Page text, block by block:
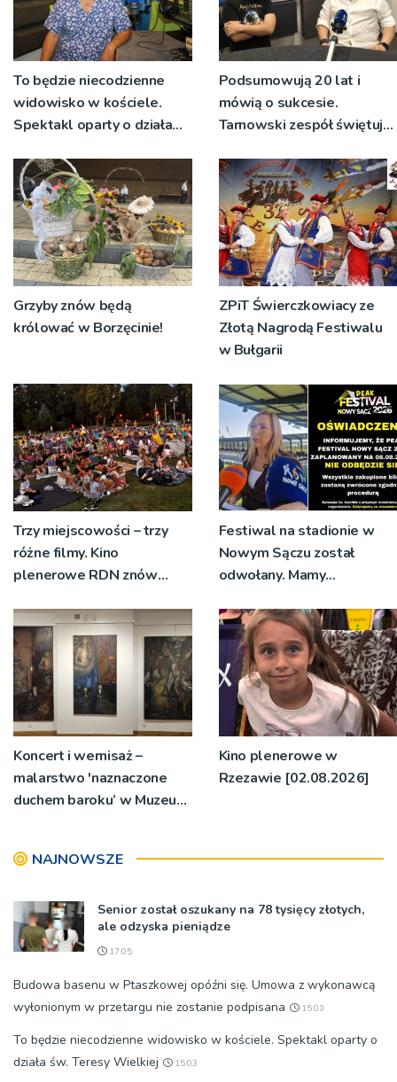
To będzie niecodzienne
widowisko w kościele.
Spektakl oparty o działa
Podsumowują 20 lat i
mówią o sukcesie.
Tarnowski zespół świętuje
koncert
Grzyby znów będą
królować w Borzęcinie!
ZPiT Świerczkowiacy ze
Złotą Nagrodą Festiwalu
w Bułgarii
Trzy miejscowości – trzy
różne filmy. Kino
plenerowe RDN znów
Festiwal na stadionie w
Nowym Sączu został
odwołany. Mamy
organizatorów i spółki NIK
Koncert i wernisaż –
malarstwo 'naznaczone
duchem baroku’ w Muzeum
Kino plenerowe w
Rzezawie [02.08.2026]
NAJNOWSZE
Senior został oszukany na 78 tysięcy złotych,
ale odzyska pieniądze
17:05
Budowa basenu w Ptaszkowej opóźni się. Umowa z wykonawcą
wyłonionym w przetargu nie zostanie podpisana
15:03
To będzie niecodzienne widowisko w kościele. Spektakl oparty o
działa św. Teresy Wielkiej
15:03